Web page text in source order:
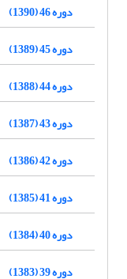
دوره 46 (1390)
دوره 45 (1389)
دوره 44 (1388)
دوره 43 (1387)
دوره 42 (1386)
دوره 41 (1385)
دوره 40 (1384)
دوره 39 (1383)